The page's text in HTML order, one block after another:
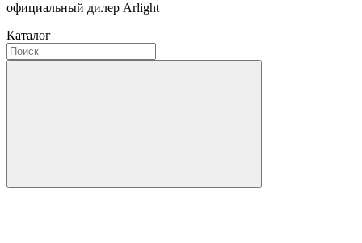
официальный дилер Arlight
Каталог